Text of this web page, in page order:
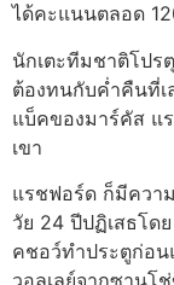
ได้คะแนนตลอด
นักเตะทีมชาติโปร
ต้องทนกับค่ำคืนที่เ
แบ็คของมาร์คัส แ
เขา
แรชฟอร์ด ก็มีควา
วัย 24 ปีปฏิเสธโด
คชอว์ทำประตูก่อน